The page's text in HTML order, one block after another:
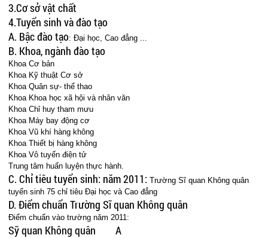
3.Cơ sở vật chất
4.Tuyển sinh và đào tạo
A. Bậc đào tạo: Đại học, Cao đẳng ...
B. Khoa, ngành đào tạo
Khoa Cơ bản
Khoa Kỹ thuật Cơ sở
Khoa Quân sự- thể thao
Khoa Khoa học xã hội và nhân văn
Khoa Chỉ huy tham mưu
Khoa Máy bay động cơ
Khoa Vũ khí hàng không
Khoa Thiết bị hàng không
Khoa Vô tuyến điện tử
Trung tâm huấn luyện thực hành.
C. Chỉ tiêu tuyển sinh: năm 2011:Trường Sĩ quan Không quân
tuyển sinh 75 chỉ tiêu Đại học và Cao đẳng
D. Điểm chuẩn Trường Sĩ quan Không quân
Điểm chuẩn vào trường năm 2011:
Sỹ quan Không quân A